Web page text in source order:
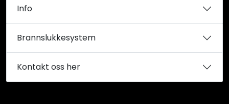
Info
Brannslukkesystem
Kontakt oss her